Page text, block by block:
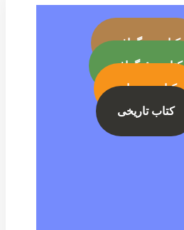
کتاب بیوگرافی
کتاب جئوگرافی
کتاب رمز ارز
کتاب تاریخی